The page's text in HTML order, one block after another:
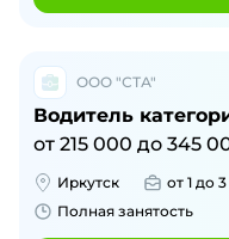
ООО "СТА"
Водитель
от 215 000 до 345
Иркутск от 1 до
Полная занятость